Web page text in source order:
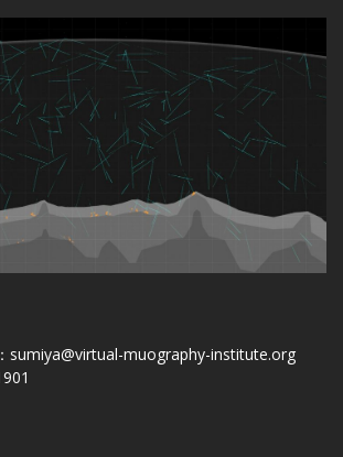
sumiya@virtual-muography-institute.org